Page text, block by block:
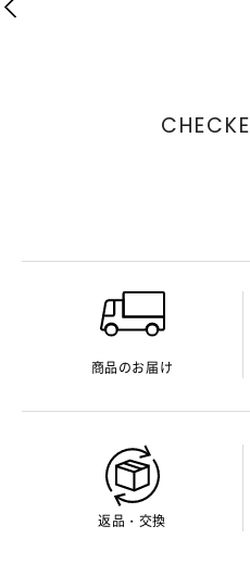
商品のお届け
返品・交換